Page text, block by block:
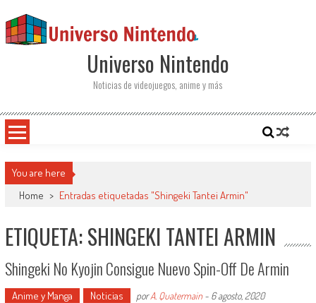
Universo Nintendo
Noticias de videojuegos, anime y más
You are here
Home > Entradas etiquetadas "Shingeki Tantei Armin"
ETIQUETA: SHINGEKI TANTEI ARMIN
Shingeki No Kyojin Consigue Nuevo Spin-Off De Armin
Anime y Manga Noticias porA. Quatermain- 6 agosto, 2020